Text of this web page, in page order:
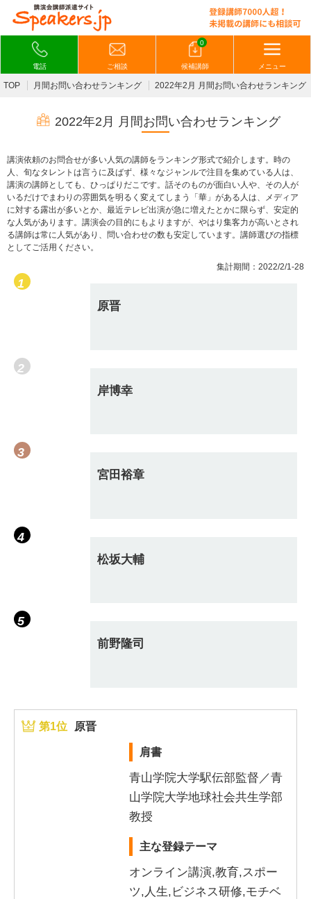
電話 ご相談
0
候補講師 メニュー
TOP 月間お問い合わせランキング 2022年2月 月間お問い合わせランキング
2022年2月 月間お問い合わせランキング
講演依頼のお問合せが多い人気の講師をランキング形式で紹介します。時の
人、旬なタレントは言うに及ばず、様々なジャンルで注目を集めている人は、
講演の講師としても、ひっぱりだこです。話そのものが面白い人や、その人が
いるだけでまわりの雰囲気を明るく変えてしまう「華」がある人は、メディア
に対する露出が多いとか、最近テレビ出演が急に増えたとかに限らず、安定的
な人気があります。講演会の目的にもよりますが、やはり集客力が高いとされ
る講師は常に人気があり、問い合わせの数も安定しています。講師選びの指標
としてご活用ください。
集計期間：2022/2/1-28
原晋
岸博幸
宮田裕章
松坂大輔
前野隆司
第1位 原晋
肩書
青山学院大学駅伝部監督／青
山学院大学地球社会共生学部
教授
主な登録テーマ
オンライン講演,教育,スポー
ツ,人生,ビジネス研修,モチベ